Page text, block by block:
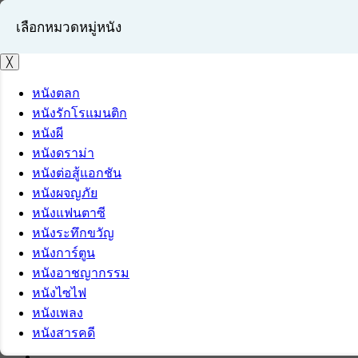
เข้าสู่ระบบ
สมัครสมาชิก
เลือกหมวดหมู่หนัง
╳
หนังตลก
หนังรักโรแมนติก
หนังผี
หนังดราม่า
หนังต่อสู้แอกชัน
หนังผจญภัย
หนังแฟนตาซี
หนังระทึกขวัญ
หนังการ์ตูน
หนังอาชญากรรม
หนังไซไฟ
หนังเพลง
หนังสารคดี